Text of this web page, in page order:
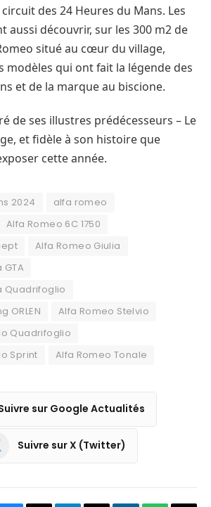
des 24 Heures du Mans. Les
aussi découvrir, sur les 300 m2 de
situé au cœur du village,
modèles qui ont fait la légende des
et de la marque au biscione.
de ses illustres prédécesseurs – Le
et fidèle à son histoire que
cette année.
2024
alfa romeo
Alfa Romeo 6C 1750
Alfa Romeo Giulia
Quadrifoglio
ORLEN
Alfa Romeo Stelvio
Quadrifoglio
Sprint
Alfa Romeo Tonale
sur Google Actualités
Suivre sur X (Twitter)